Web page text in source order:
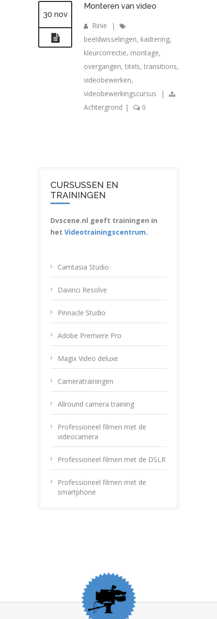
30 nov
Monteren van video
Rinie
|
beeldwisselingen, kadrering,
kleurcorrectie, montage,
overgangen, titels, transitions,
videobewerken,
videobewerkingscursus
|
Achtergrond | 0
CURSUSSEN EN
TRAININGEN
Dvscene.nl geeft trainingen in
het Videotrainingscentrum.
Camtasia Studio
Davinci Resolve
Pinnacle Studio
Adobe Premiere Pro
Magix Video deluxe
Cameratrainingen
Allround camera training
Professioneel filmen met de
videocamera
Professioneel filmen met de DSLR
Professioneel filmen met de
smartphone